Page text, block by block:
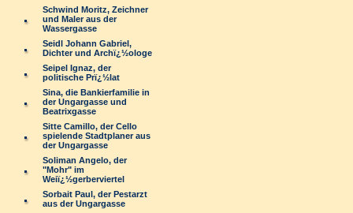
Schwind Moritz, Zeichner
und Maler aus der
Wassergasse
Seidl Johann Gabriel,
Dichter und Archï¿½ologe
Seipel Ignaz, der
politische Prï¿½lat
Sina, die Bankierfamilie in
der Ungargasse und
Beatrixgasse
Sitte Camillo, der Cello
spielende Stadtplaner aus
der Ungargasse
Soliman Angelo, der
"Mohr" im
Weiï¿½gerberviertel
Sorbait Paul, der Pestarzt
aus der Ungargasse